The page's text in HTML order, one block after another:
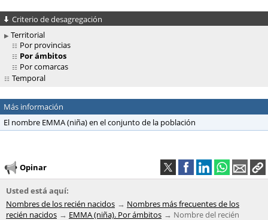
Criterio de desagregación
Territorial
Por provincias
Por ámbitos
Por comarcas
Temporal
Más información
El nombre EMMA (niña) en el conjunto de la población
Opinar
Usted está aquí:
Nombres de los recién nacidos
Nombres más frecuentes de los
recién nacidos
EMMA (niña). Por ámbitos Nombre del recién